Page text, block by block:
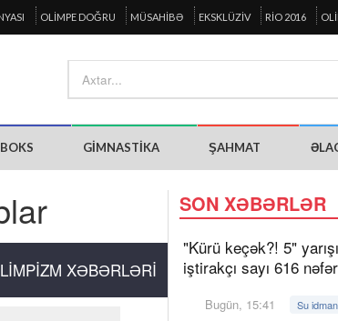
OLIMPE DOĞRU MÜSAHIBƏ EKSKLÜZIV RIO 2016
BOKS GIMNASTIKA ŞAHMAT
XƏBƏRLƏRI
SON XƏBƏRLƏR
"Kürü keçək?! 5"
iştirakçı sayı 616
Bugün, 15:41 Su